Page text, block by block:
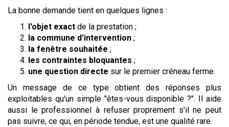
La bonne demande tient en quelques lignes :
l'objet exact de la prestation ;
la commune d'intervention ;
la fenêtre souhaitée ;
les contraintes bloquantes ;
une question directe sur le premier créneau ferme.
Un message de ce type obtient des réponses plus
exploitables qu'un simple "êtes-vous disponible ?". Il aide
aussi le professionnel à refuser proprement s'il ne peut
pas suivre, ce qui, en période tendue, est une qualité rare.